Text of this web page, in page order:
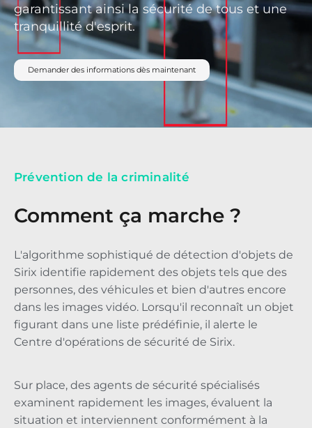
garantissant ainsi la sécurité de tous et une
tranquillité d'esprit.
Demander des informations dès maintenant
Prévention de la criminalité
Comment ça marche ?
L'algorithme sophistiqué de détection d'objets de
Sirix identifie rapidement des objets tels que des
personnes, des véhicules et bien d'autres encore
dans les images vidéo. Lorsqu'il reconnaît un objet
figurant dans une liste prédéfinie, il alerte le
Centre d'opérations de sécurité de Sirix.
Sur place, des agents de sécurité spécialisés
examinent rapidement les images, évaluent la
situation et interviennent conformément à la